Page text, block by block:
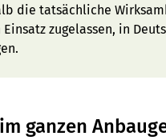
die tatsächliche
zugelassen, in
ganzen